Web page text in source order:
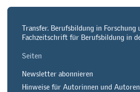
Transfer. Berufsbildung in Forschung
Fachzeitschrift für Berufsbildung in
Seiten
Newsletter abonnieren
Hinweise für Autorinnen und Autoren